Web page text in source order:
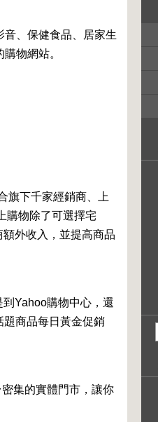
、保健食品、居家生
物網站。
旗下千家經銷商、上
購物除了可選擇宅
外收入，並提高商品
Yahoo購物中心，還
商品每日黃金促銷
集的實體門市，讓你